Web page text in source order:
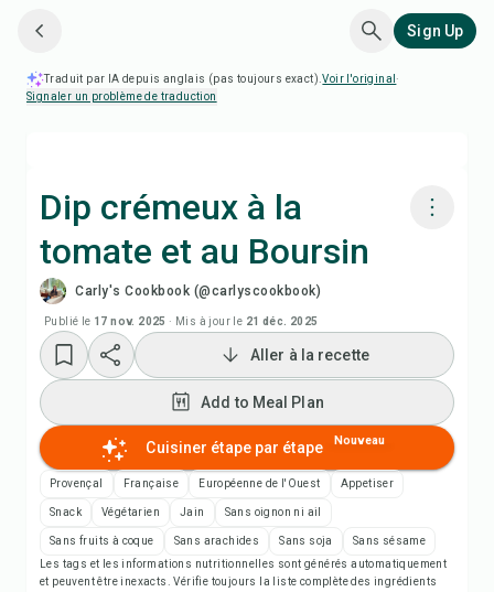
Sign Up
Traduit par IA depuis anglais (pas toujours exact).Voir l'original ·
Signaler un problème de traduction
Dip crémeux à la
tomate et au Boursin
Carly's Cookbook (@carlyscookbook)
Publié le 17 nov. 2025 · Mis à jour le 21 déc. 2025
Cuisiner avec Chefadora AI
Regarder la vidéo de la recette
Add to Meal Plan
Add to Shopping List
Imprimer la recette
Aller à la recette
Add to Meal Plan
Cuisiner étape par étape Nouveau
Provençal Française Européenne de l'Ouest Appetiser
Snack Végétarien Jain Sans oignon ni ail
Sans fruits à coque Sans arachides Sans soja
Sans sésame
Les tags et les informations nutritionnelles sont générés automatiquement
et peuvent être inexacts. Vérifie toujours la liste complète des ingrédients